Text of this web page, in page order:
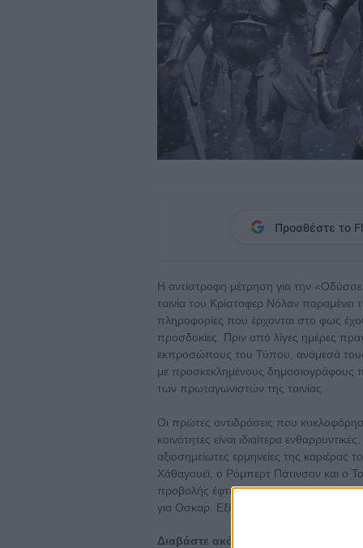
Προσθέστε το
Η αντίστροφη μέτρηση για την
ταινία του Κρίστοφερ Νόλαν παραμένει
πληροφορίες που έρχονται στο φως
προσδοκίες. Πριν από λίγες ημέρες
εκπροσώπους του Τύπου, ανάμεσά
με προσκεκλημένους δημοσιογράφους
των πρωταγωνιστών της ταινίας.
Οι πρώτες αντιδράσεις που
κοινότητες είναι ιδιαίτερα
αξιοσημείωτες ερμηνείες της
Χάθαγουεϊ, ο Ρόμπερτ Πάτινσον και ο
προβολής έφτασε στο σημείο να
για Οσκαρ. Εξίσου θερμή ήταν η
Διαβάστε ακόμα: